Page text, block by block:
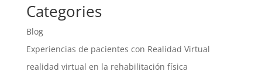
Categories
Blog
Experiencias de pacientes con Realidad Virtual
realidad virtual en la rehabilitación física